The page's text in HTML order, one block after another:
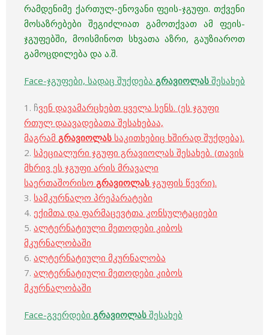
რამდენიმე ქართულ-ენოვანი ფეის-ჯგუფი. თქვენი
მოსაზრებები შეგიძლიათ გამოთქვათ ამ ფეის-
ჯგუფებში, მოისმინოთ სხვათა აზრი, გაუზიაროთ
გამოცდილება და ა.შ.
Face-ჯგუფები, სადაც შუქდება გრავიოლას შესახებ
1. ჩვენ დავამარცხებთ ყველა სენს. (ეს ჯგუფი
რთულ დაავადებათა შესახებაა,
მაგრამ გრავიოლას საკითხებიც ხშირად შუქდება).
2. სპეციალური ჯგუფი გრავიოლას შესახებ. (თავის
მხრივ ეს ჯგუფი არის მრავალი
საერთაშორისო გრავიოლას ჯგუფის წევრი).
3. სამკურნალო პრეპარატები
4. ექიმთა და ფარმაცევტთა კონსულტაციები
5. ალტერნატიული მეთოდები კიბოს
მკურნალობაში
6. ალტერნატიული მკურნალობა
7. ალტერნატიული მეთოდები კიბოს
მკურნალობაში
Face-გვერდები გრავიოლას შესახებ